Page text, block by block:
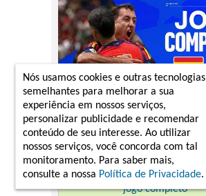
Espanha 3 x 0 Áustria
Copa do Mundo FIFA 2026
02/07/2026
jogo completo
Nós usamos cookies e outras tecnologias
semelhantes para melhorar a sua
experiência em nossos serviços,
personalizar publicidade e recomendar
conteúdo de seu interesse. Ao utilizar
nossos serviços, você concorda com tal
monitoramento. Para saber mais,
consulte a nossa Política de Privacidade.